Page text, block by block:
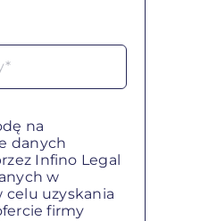
na
danych
Infino Legal
w
celu uzyskania
firmy